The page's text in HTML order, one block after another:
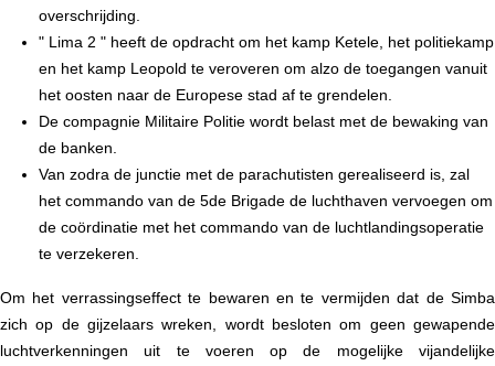
overschrijding.
" Lima 2 " heeft de opdracht om het kamp Ketele, het politiekamp
en het kamp Leopold te veroveren om alzo de toegangen vanuit
het oosten naar de Europese stad af te grendelen.
De compagnie Militaire Politie wordt belast met de bewaking van
de banken.
Van zodra de junctie met de parachutisten gerealiseerd is, zal
het commando van de 5de Brigade de luchthaven vervoegen om
de coördinatie met het commando van de luchtlandingsoperatie
te verzekeren.
Om het verrassingseffect te bewaren en te vermijden dat de Simba
zich op de gijzelaars wreken, wordt besloten om geen gewapende
luchtverkenningen uit te voeren op de mogelijke vijandelijke